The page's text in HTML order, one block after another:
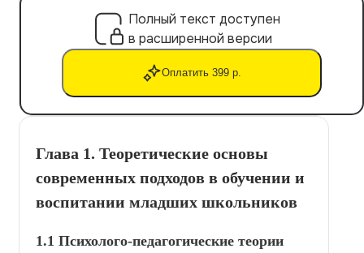
Полный текст доступен
в расширенной версии
Оплатить 399 р.
Глава 1. Теоретические основы
современных подходов в обучении и
воспитании младших школьников
1.1 Психолого-педагогические теории